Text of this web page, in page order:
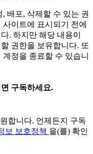
배포, 삭제할 수 있는 권
이트에 표시되기 전에
. 하지만 해당 내용이
권한을 보유합니다. 또
정을 종료할 수 있습니
구독하세요.
합니다. 언제든지 구독
보 보호정책 을(를) 확인